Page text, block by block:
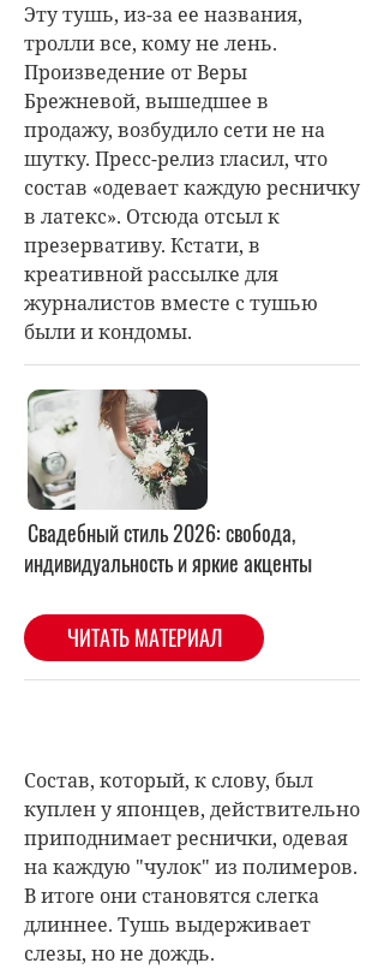
Эту тушь, из-за ее названия,
тролли все, кому не лень.
Произведение от Веры
Брежневой, вышедшее в
продажу, возбудило сети не на
шутку. Пресс-релиз гласил, что
состав «одевает каждую ресничку
в латекс». Отсюда отсыл к
презервативу. Кстати, в
креативной рассылке для
журналистов вместе с тушью
были и кондомы.
Состав, который, к слову, был
куплен у японцев, действительно
приподнимает реснички, одевая
на каждую "чулок" из полимеров.
В итоге они становятся слегка
длиннее. Тушь выдерживает
слезы, но не дождь.